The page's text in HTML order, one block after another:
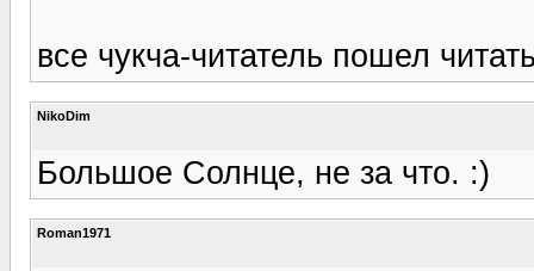
все чукча-читатель пошел
NikoDim
Большое Солнце, не за что. :)
Roman1971